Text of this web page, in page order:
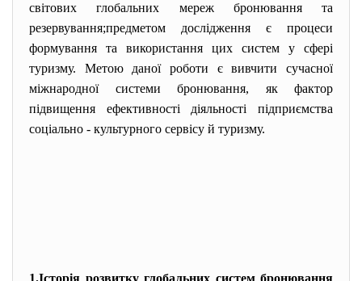
світових глобальних мереж бронювання та
резервування;предметом дослідження є процеси
формування та використання цих систем у сфері
туризму. Метою даної роботи є вивчити сучасної
міжнародної системи бронювання, як фактор
підвищення ефективності діяльності підприємства
соціально - культурного сервісу й туризму.
1.Історія розвитку глобальних систем бронювання